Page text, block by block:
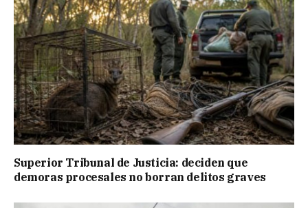
Superior Tribunal de Justicia: deciden que
demoras procesales no borran delitos graves